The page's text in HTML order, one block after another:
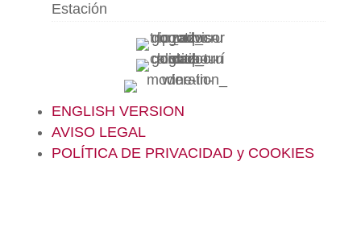
Estación
ENGLISH VERSION
AVISO LEGAL
POLÍTICA DE PRIVACIDAD y COOKIES